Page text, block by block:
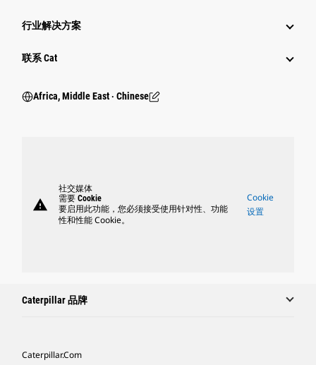
行业解决方案
行业
联系 Cat
Africa, Middle East ‧ Chinese
warning
社交媒体
需要 Cookie
要启用此功能，您必须接受使用针对性、功能
性和性能 Cookie。
Cookie
设置
Caterpillar 品牌
Caterpillar.com